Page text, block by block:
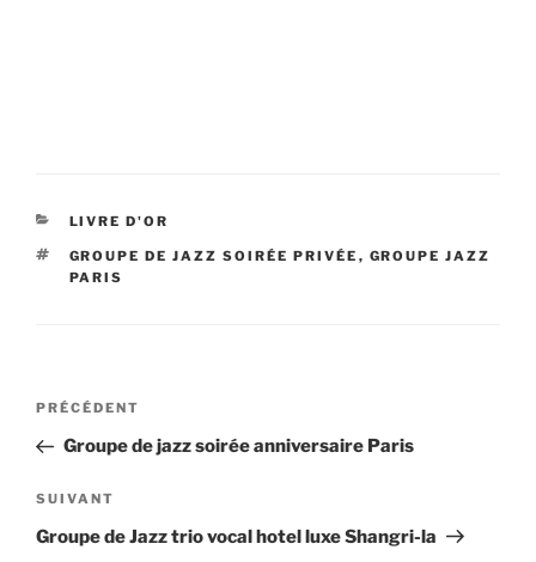
CATÉGORIES
LIVRE D'OR
ÉTIQUETTES
GROUPE DE JAZZ SOIRÉE PRIVÉE , GROUPE JAZZ
PARIS
Navigation
l’article
Article
précédent
PRÉCÉDENT
Groupe de jazz soirée anniversaire Paris
Article
suivant
SUIVANT
Groupe de Jazz trio vocal hotel luxe Shangri-la